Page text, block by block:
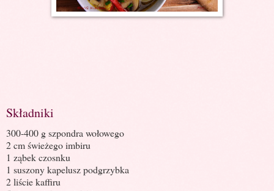
Składniki
300-400 g szpondra wołowego
2 cm świeżego imbiru
1 ząbek czosnku
1 suszony kapelusz podgrzybka
2 liście kaffiru